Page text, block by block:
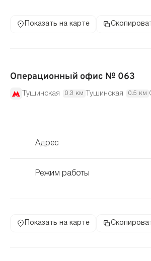
Показать на карте
Операционный офис № 063
Тушинская 0.3 км Тушинская 0.5 км
Адрес
Режим работы
Показать на карте